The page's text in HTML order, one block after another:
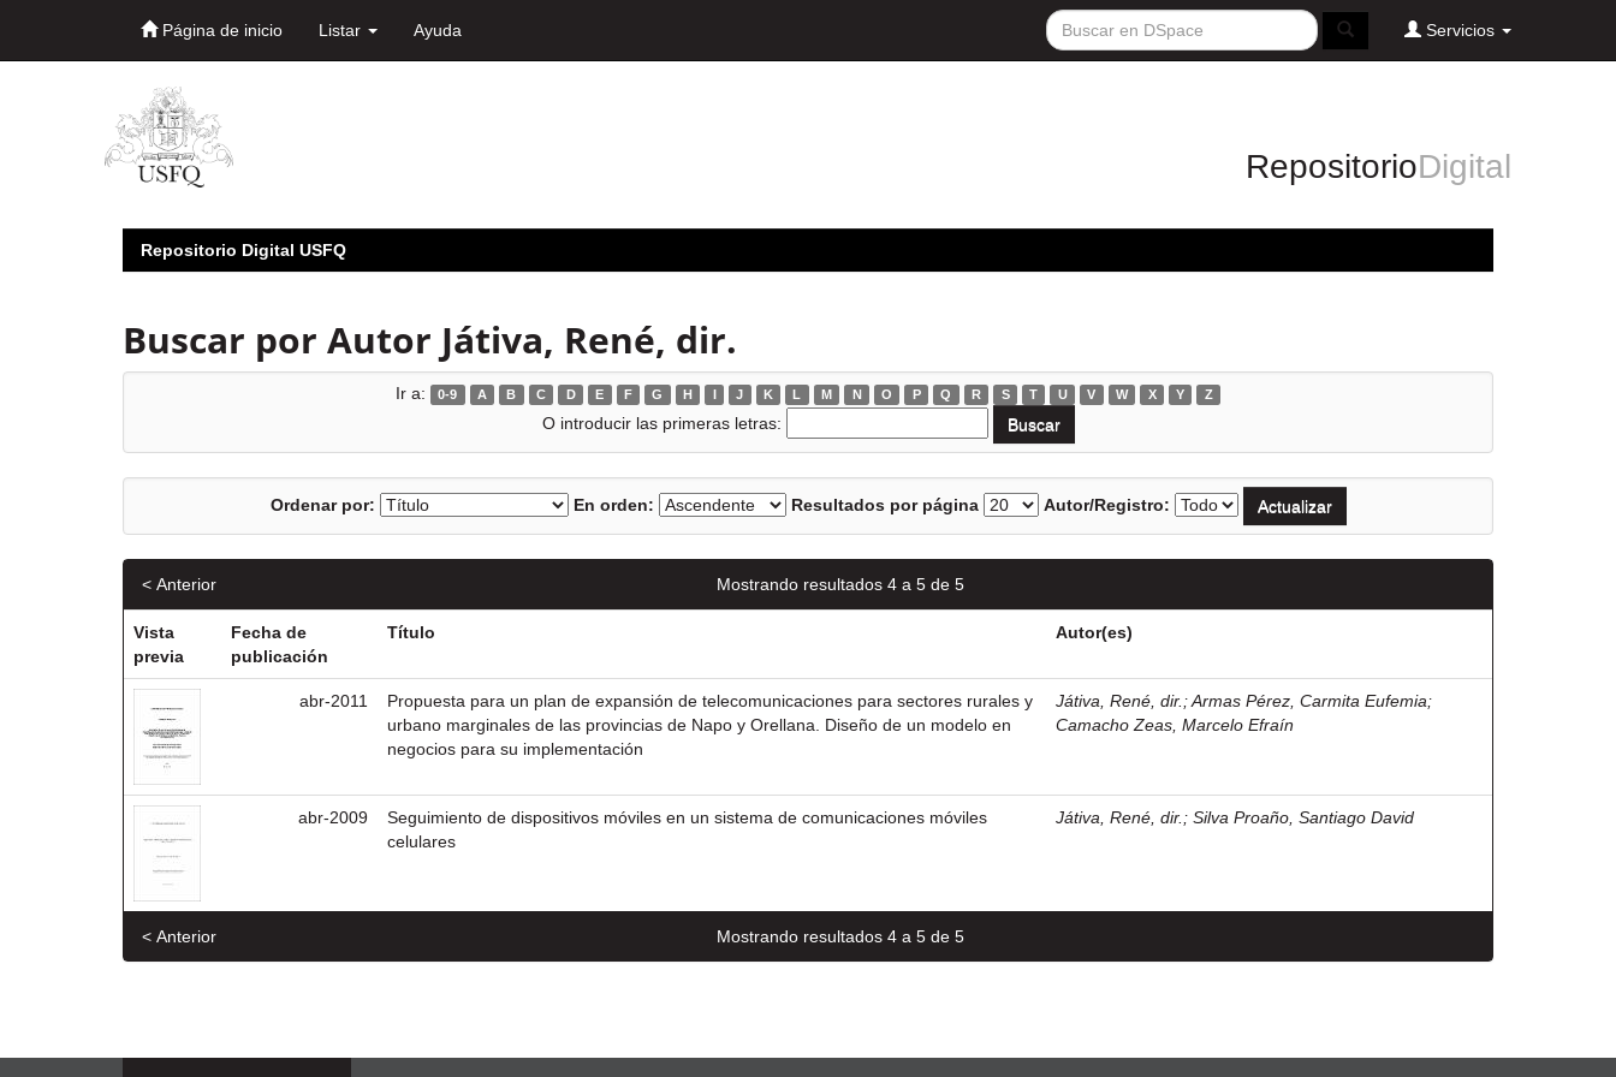
Página de inicio Listar Ayuda Servicios
RepositorioDigital
Repositorio Digital USFQ
Buscar por Autor Játiva, René, dir.
Ir a: 0-9 A B C D E F G H I J K L M N O P Q R S T U V W X Y Z
O introducir las primeras letras:
Ordenar por: En orden: Resultados por página Autor/Registro:
Mostrando resultados 4 a 5 de 5
< Anterior
Vista
previa
Fecha de
publicación
Título Autor(es)
abr-2011
Propuesta para un plan de expansión de telecomunicaciones para sectores rurales y
urbano marginales de las provincias de Napo y Orellana. Diseño de un modelo en
negocios para su implementación
Játiva, René, dir. ;Armas Pérez, Carmita Eufemia;
Camacho Zeas, Marcelo Efraín
abr-2009
Seguimiento de dispositivos móviles en un sistema de comunicaciones móviles
celulares
Játiva, René, dir. ; Silva Proaño, Santiago David
Mostrando resultados 4 a 5 de 5
< Anterior